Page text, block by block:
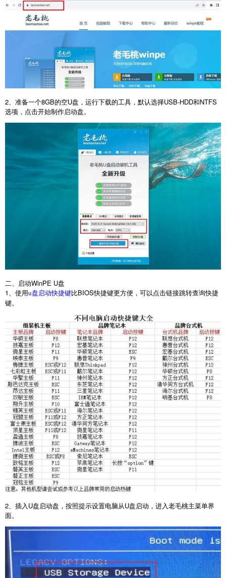
2、准备一个8GB的空U盘，运行下载的工具，默认选择USB-HDD和NTFS
选项，点击开始制作启动盘。
二、启动WinPE U盘
1、使用u盘启动快捷键比BIOS快捷键更方便，可以点击链接跳转查询快捷
键。
2、插入U盘启动盘，按照提示设置电脑从U盘启动，进入老毛桃主菜单界
面。